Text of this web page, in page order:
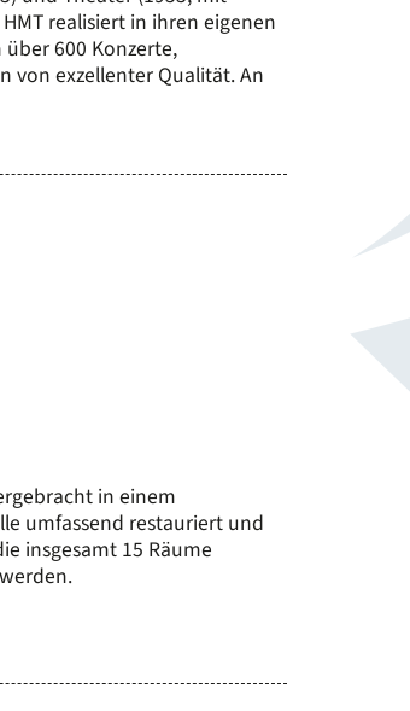
realisiert in ihren eigenen
600 Konzerte,
von exzellenter Qualität. An
in einem
umfassend restauriert und
insgesamt 15 Räume